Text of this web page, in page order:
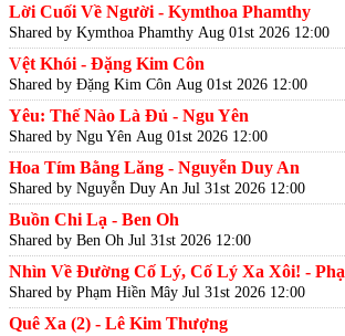
Lời Cuối Về Người - Kymthoa Phamthy
Shared by Kymthoa Phamthy Aug 01st 2026 12:00
Vệt Khói - Đặng Kim Côn
Shared by Đặng Kim Côn Aug 01st 2026 12:00
Yêu: Thế Nào Là Đủ - Ngu Yên
Shared by Ngu Yên Aug 01st 2026 12:00
Hoa Tím Bằng Lăng - Nguyễn Duy An
Shared by Nguyễn Duy An Jul 31st 2026 12:00
Buồn Chi Lạ - Ben Oh
Shared by Ben Oh Jul 31st 2026 12:00
Nhìn Về Đường Cố Lý, Cố Lý Xa Xôi! -
Shared by Phạm Hiền Mây Jul 31st 2026 12:00
Quê Xa (2) - Lê Kim Thượng